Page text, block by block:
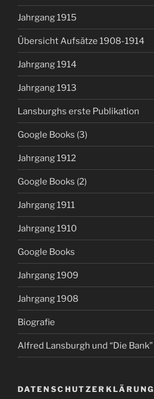
Jahrgang 1915
Übersicht Aufsätze 1908-1914
Jahrgang 1914
Jahrgang 1913
Lansburghs erste Publikation
Google Books (3)
Jahrgang 1912
Google Books (2)
Jahrgang 1911
Jahrgang 1910
Google Books
Jahrgang 1909
Jahrgang 1908
Biografie
Alfred Lansburgh und “Die Bank”
DATENSCHUTZERKLÄRUNG